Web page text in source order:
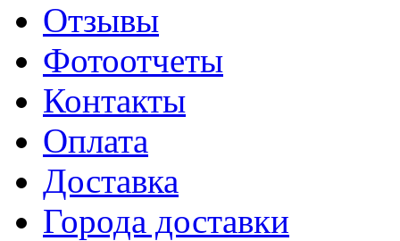
Отзывы
Фотоотчеты
Контакты
Оплата
Доставка
Города доставки